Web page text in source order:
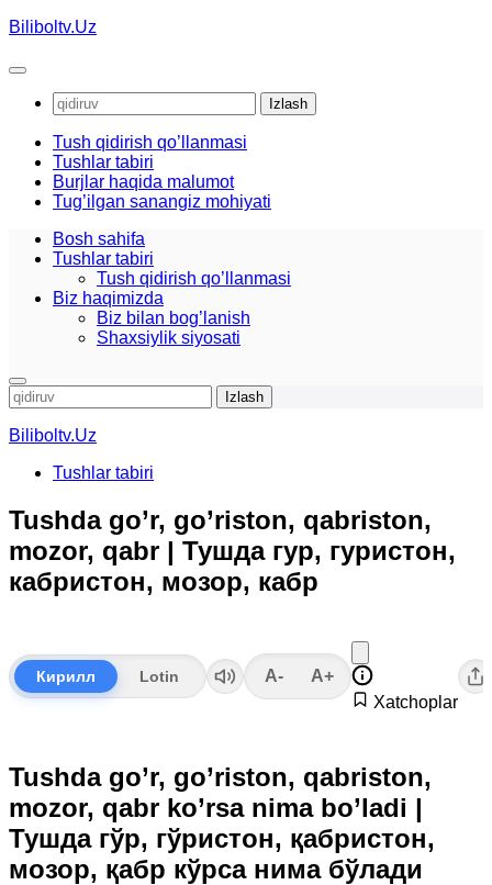
Skip
content
Biliboltv.Uz
Qidirshish:
Tush qidirish qo’llanmasi
Tushlar tabiri
Burjlar haqida malumot
Tug’ilgan sanangiz mohiyati
Bosh sahifa
Tushlar tabiri
Tush qidirish qo’llanmasi
Biz haqimizda
Biz bilan bog’lanish
Shaxsiylik siyosati
Qidirshish:
Biliboltv.Uz
Tushlar tabiri
Tushda go’r, go’riston, qabriston,
mozor, qabr | Тушда гур, гуристон,
кабристон, мозор, кабр
Кирилл Lotin A-
A+
Xatchoplar
Tushda go’r, go’riston, qabriston,
mozor, qabr ko’rsa nima bo’ladi |
Тушда гўр, гўристон, қабристон,
мозор, қабр кўрса нима бўлади